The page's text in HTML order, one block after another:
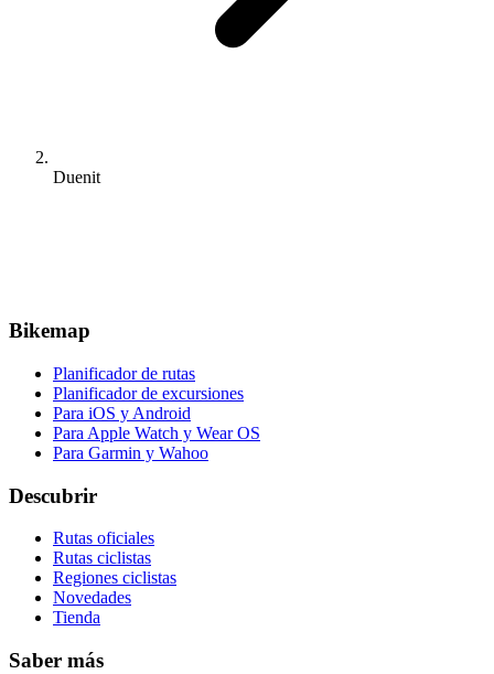
Duenit
Bikemap
Planificador de rutas
Planificador de excursiones
Para iOS y Android
Para Apple Watch y Wear OS
Para Garmin y Wahoo
Descubrir
Rutas oficiales
Rutas ciclistas
Regiones ciclistas
Novedades
Tienda
Saber más